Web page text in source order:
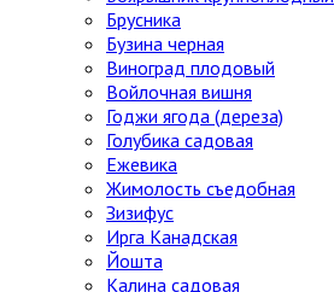
Брусника
Бузина черная
Виноград плодовый
Войлочная вишня
Годжи ягода (дереза)
Голубика садовая
Ежевика
Жимолость съедобная
Зизифус
Ирга Канадская
Йошта
Калина садовая